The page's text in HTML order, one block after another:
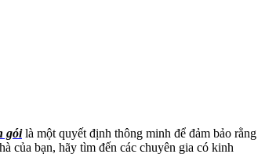
góilà một quyết định thông minh để đảm bảo rằng
của bạn, hãy tìm đến các chuyên gia có kinh